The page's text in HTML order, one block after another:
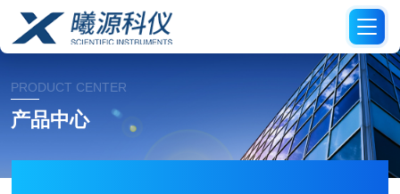
PRODUCT CENTER
产品中心